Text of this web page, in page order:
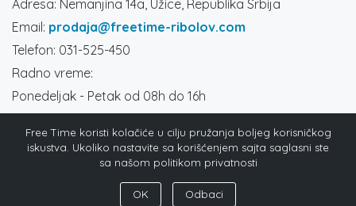
Adresa: Nemanjina 14a, Užice, Republika Srbija
Email: prodaja@freetime-ribolov.com
Telefon: 031-525-450
Radno vreme:
Ponedeljak - Petak od 08h do 16h
Društvene mreže
Free Time koristi kolačiće u cilju pružanja boljeg korisničkog
iskustva. Ukoliko nastavite sa korišćenjem sajta saglasni ste
sa našom politikom privatnosti
OK Odbaci